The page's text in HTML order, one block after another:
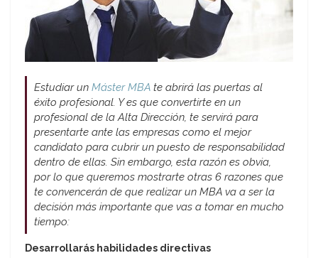
Estudiar un Máster MBA te abrirá las puertas al
éxito profesional. Y es que convertirte en un
profesional de la Alta Dirección, te servirá para
presentarte ante las empresas como el mejor
candidato para cubrir un puesto de responsabilidad
dentro de ellas. Sin embargo, esta razón es obvia,
por lo que queremos mostrarte otras 6 razones que
te convencerán de que realizar un MBA va a ser la
decisión más importante que vas a tomar en mucho
tiempo:
Desarrollarás habilidades directivas